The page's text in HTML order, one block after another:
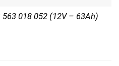
563 018 052 (12V – 63Ah)